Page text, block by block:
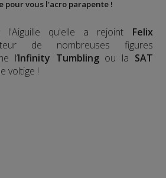
pour vous l'acro parapente !
qu'elle a rejoint Felix
de nombreuses figures
l’Infinity Tumblingou la SAT
voltige !